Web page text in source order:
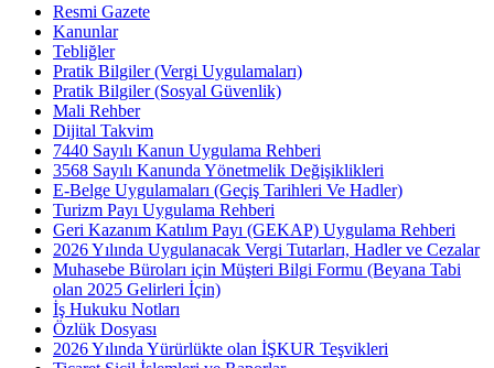
Resmi Gazete
Kanunlar
Tebliğler
Pratik Bilgiler (Vergi Uygulamaları)
Pratik Bilgiler (Sosyal Güvenlik)
Mali Rehber
Dijital Takvim
7440 Sayılı Kanun Uygulama Rehberi
3568 Sayılı Kanunda Yönetmelik Değişiklikleri
E-Belge Uygulamaları (Geçiş Tarihleri Ve Hadler)
Turizm Payı Uygulama Rehberi
Geri Kazanım Katılım Payı (GEKAP) Uygulama Rehberi
2026 Yılında Uygulanacak Vergi Tutarları, Hadler ve Cezalar
Muhasebe Büroları için Müşteri Bilgi Formu (Beyana Tabi
olan 2025 Gelirleri İçin)
İş Hukuku Notları
Özlük Dosyası
2026 Yılında Yürürlükte olan İŞKUR Teşvikleri